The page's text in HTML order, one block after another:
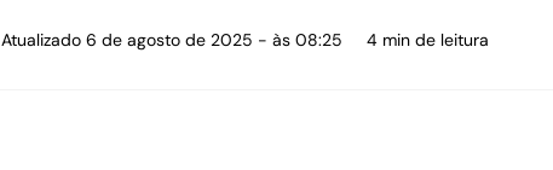
Atualizado 6 de agosto de 2025 - às 08:25 4 min de leitura